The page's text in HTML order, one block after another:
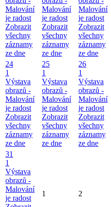
Malování
je radost
Zobrazit
všechny
záznamy
ze dne
Malování
je radost
Zobrazit
všechny
záznamy
ze dne
Malování
je radost
Zobrazit
všechny
záznamy
ze dne
24
1
Výstava
obrazů -
Malování
je radost
Zobrazit
všechny
záznamy
ze dne
25
1
Výstava
obrazů -
Malování
je radost
Zobrazit
všechny
záznamy
ze dne
26
1
Výstava
obrazů -
Malování
je radost
Zobrazit
všechny
záznamy
ze dne
31
1
Výstava
obrazů -
Malování
je radost
1 2